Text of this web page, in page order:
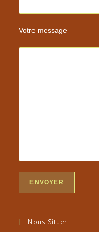
Votre message
Nous Situer